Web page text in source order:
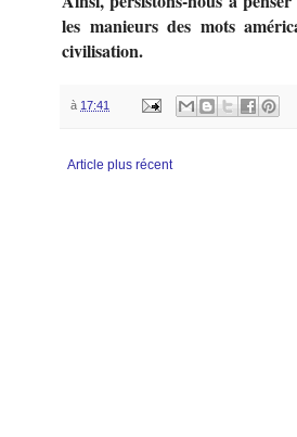
les manieurs des mots
civilisation.
à 17:41
Article plus récent